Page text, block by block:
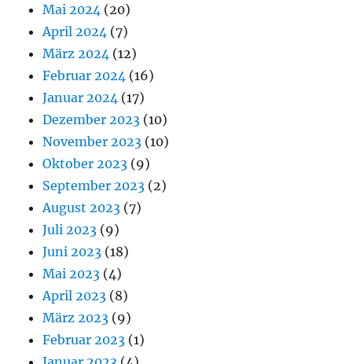
Mai 2024 (20)
April 2024 (7)
März 2024 (12)
Februar 2024 (16)
Januar 2024 (17)
Dezember 2023 (10)
November 2023 (10)
Oktober 2023 (9)
September 2023 (2)
August 2023 (7)
Juli 2023 (9)
Juni 2023 (18)
Mai 2023 (4)
April 2023 (8)
März 2023 (9)
Februar 2023 (1)